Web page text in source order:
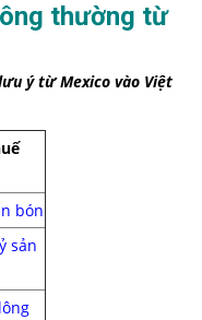
thường từ
ý từ Mexico vào Việt
bón
sản